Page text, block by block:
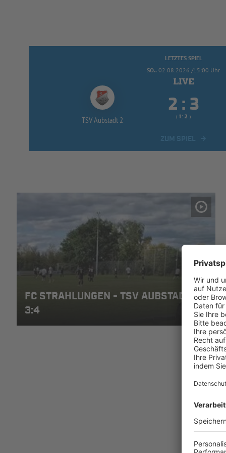
LETZTES SPIEL
SO.. 02.08.2026 /15:00 Uhr
TSV Aubstadt 2
 : 
(  :  )
FC STRAHLUNGEN - TSV AUBSTADT II,
3:4